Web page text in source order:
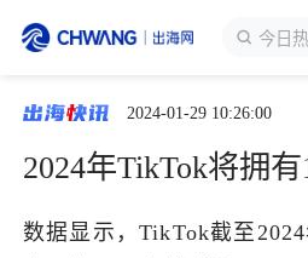
今日
跨境展会 2024-01-29 10:26:00
2024年TikTok将拥
数据显示，TikTok截至